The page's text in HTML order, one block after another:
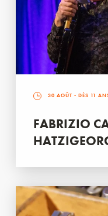
30 AOÛT - DÈS 11
FABRIZIO